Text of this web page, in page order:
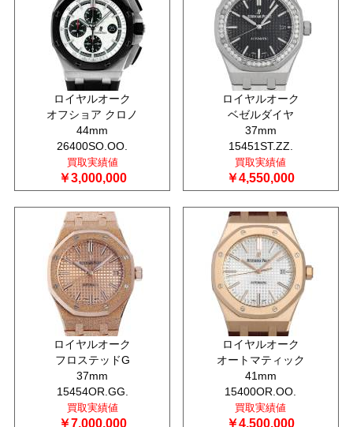
ロイヤルオーク
オフショア クロノ
44mm
26400SO.OO.
買取実績値
￥3,000,000
ロイヤルオーク
ベゼルダイヤ
37mm
15451ST.ZZ.
買取実績値
￥4,550,000
ロイヤルオーク
フロステッドG
37mm
15454OR.GG.
買取実績値
￥7,000,000
ロイヤルオーク
オートマティック
41mm
15400OR.OO.
買取実績値
￥4,500,000